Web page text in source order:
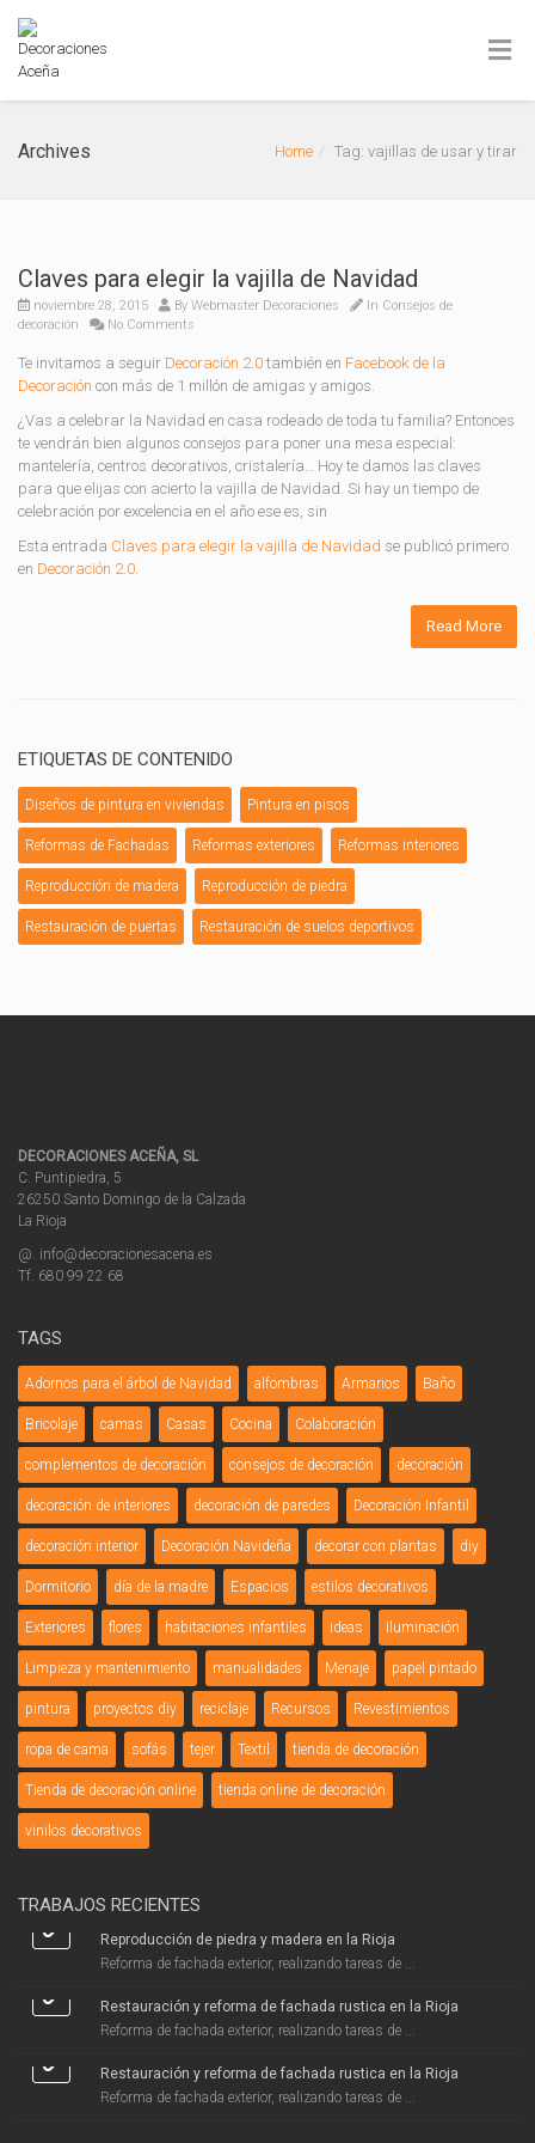
Archives Home Tag: vajillas de usar y tirar
Claves para elegir la vajilla de Navidad
noviembre 28, 2015 By Webmaster Decoraciones In Consejos de
decoración
No Comments
Te invitamos a seguir Decoración 2.0 también en Facebook de la
Decoración con más de 1 millón de amigas y amigos.
¿Vas a celebrar la Navidad en casa rodeado de toda tu familia? Entonces
te vendrán bien algunos consejos para poner una mesa especial:
mantelería, centros decorativos, cristalería… Hoy te damos las claves
para que elijas con acierto la vajilla de Navidad. Si hay un tiempo de
celebración por excelencia en el año ese es, sin
Esta entrada Claves para elegir la vajilla de Navidad se publicó primero
en Decoración 2.0.
Read More
ETIQUETAS DE CONTENIDO
Diseños de pintura en viviendas Pintura en pisos
Reformas de Fachadas Reformas exteriores Reformas interiores
Reproducción de madera Reproducción de piedra
Restauración de puertas Restauración de suelos deportivos
DECORACIONES ACEÑA, SL
C. Puntipiedra, 5
26250 Santo Domingo de la Calzada
La Rioja
@. info@decoracionesacena.es
Tf. 680 99 22 68
TAGS
Adornos para el árbol de Navidad alfombras Armarios Baño
Bricolaje camas Casas Cocina Colaboración
complementos de decoración consejos de decoración decoración
decoración de interiores decoración de paredes Decoración Infantil
decoración interior Decoración Navideña decorar con plantas diy
Dormitorio día de la madre Espacios estilos decorativos
Exteriores flores habitaciones infantiles ideas Iluminación
Limpieza y mantenimiento manualidades Menaje papel pintado
pintura proyectos diy reciclaje Recursos Revestimientos
ropa de cama sofás tejer Textil tienda de decoración
Tienda de decoración online tienda online de decoración
vinilos decorativos
TRABAJOS RECIENTES
Reproducción de piedra y madera en la Rioja
Reforma de fachada exterior, realizando tareas de ...
Restauración y reforma de fachada rustica en la Rioja
Reforma de fachada exterior, realizando tareas de ...
Restauración y reforma de fachada rustica en la Rioja
Reforma de fachada exterior, realizando tareas de ...